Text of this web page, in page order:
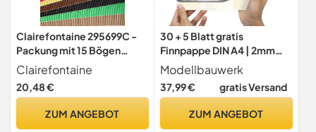
Clairefontaine 295699C -
Packung mit 15 Bögen
Wellpappe, 50x35cm,
300g, ideal für
Bastelaktivitäten und DIY,
Clairefontaine
20,48 €
ZUM ANGEBOT
30 + 5 Blatt gratis
Finnpappe DIN A4 | 2mm
Stärke | Modellbauwerk® |
für Modellbau und Basteln |
Architektur | Studium |
Holzpappe | Skanpappe |
Modellbauwerk
37,99 € gratis Versand
ZUM ANGEBOT